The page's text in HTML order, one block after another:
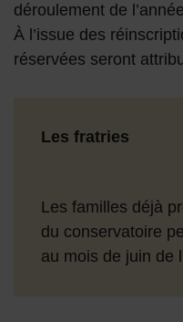
déroulement de
À l’issue des
réservées seront
Les fratries
Les familles déjà
du conservatoire
au mois de juin de